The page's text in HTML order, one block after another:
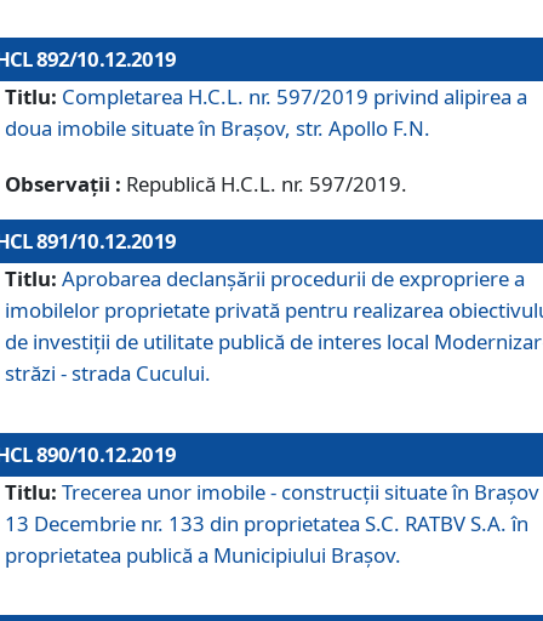
892/10.12.2019
Titlu: Completarea H.C.L. nr. 597/2019 privind alipirea a
doua imobile situate în Brașov, str. Apollo F.N.
Observații : Republică H.C.L. nr. 597/2019.
891/10.12.2019
Titlu: Aprobarea declanșării procedurii de expropriere a
imobilelor proprietate privată pentru realizarea
de investiții de utilitate publică de interes local
străzi - strada Cucului.
890/10.12.2019
Titlu: Trecerea unor imobile - construcții situate în Brașov
13 Decembrie nr. 133 din proprietatea S.C. RATBV S.A. în
proprietatea publică a Municipiului Brașov.